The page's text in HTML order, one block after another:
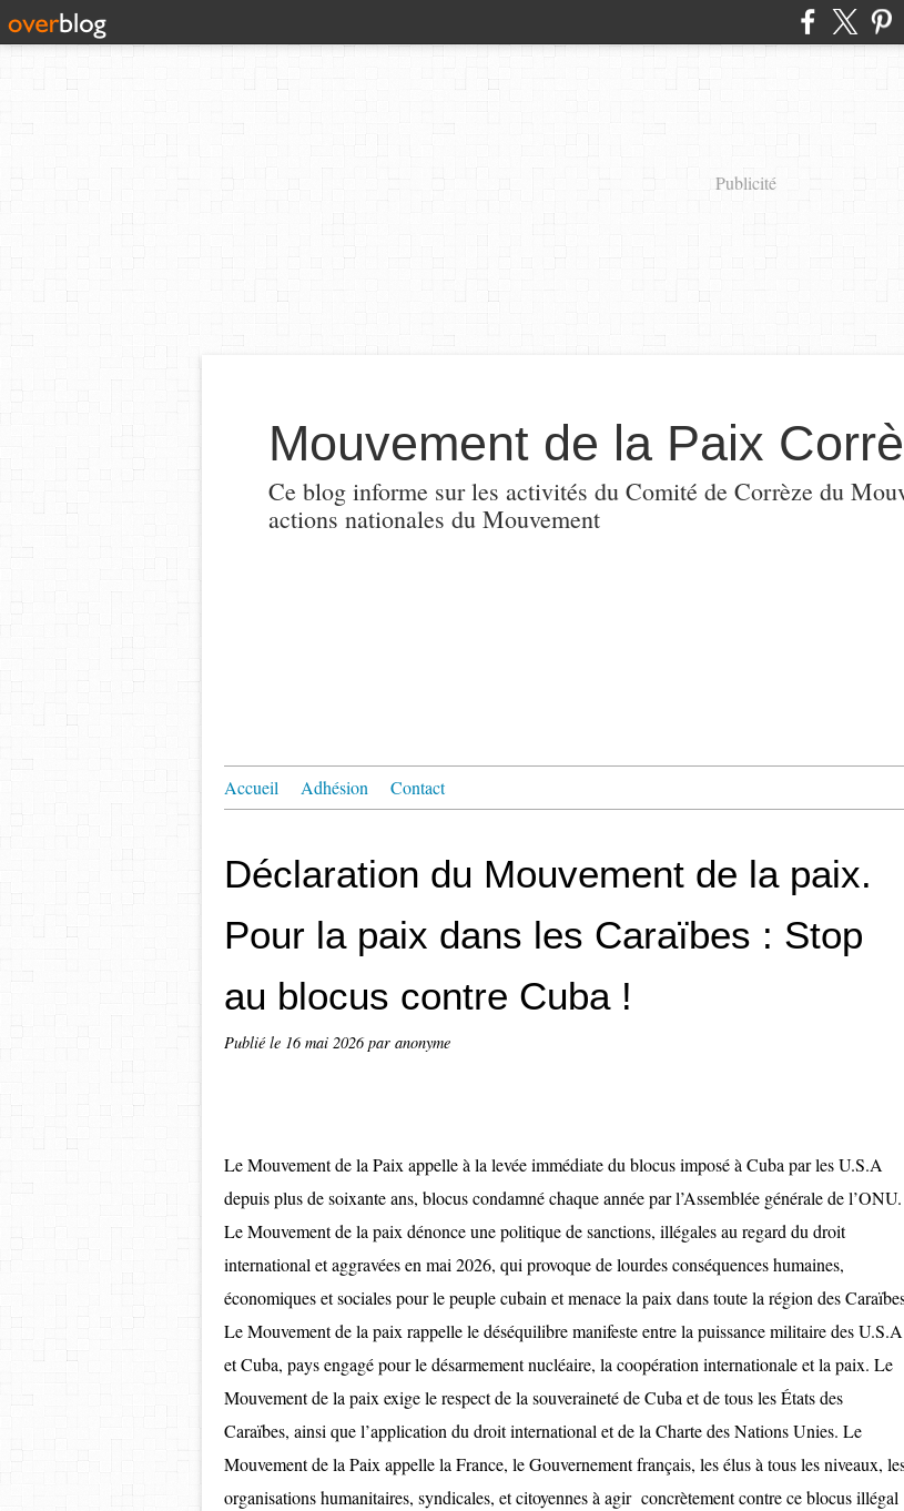
Publicité
Mouvement de la Paix
Ce blog informe sur les activités du Comité de Corrèze du
actions nationales du Mouvement
Accueil Adhésion Contact
Déclaration du Mouvement de la paix.
Pour la paix dans les Caraïbes : Stop
au blocus contre Cuba !
Publié le 16 mai 2026par anonyme
Le Mouvement de la Paix appelle à la levée immédiate du blocus imposé à Cuba par les U.S.A
depuis plus de soixante ans, blocus condamné chaque année par l’Assemblée générale de l’ONU.
Le Mouvement de la paix dénonce une politique de sanctions, illégales au regard du droit
international et aggravées en mai 2026, qui provoque de lourdes conséquences humaines,
économiques et sociales pour le peuple cubain et menace la paix dans toute la région des
Le Mouvement de la paix rappelle le déséquilibre manifeste entre la puissance militaire des U.S.A
et Cuba, pays engagé pour le désarmement nucléaire, la coopération internationale et la paix. Le
Mouvement de la paix exige le respect de la souveraineté de Cuba et de tous les États des
Caraïbes, ainsi que l’application du droit international et de la Charte des Nations Unies. Le
Mouvement de la Paix appelle la France, le Gouvernement français, les élus à tous les niveaux,
organisations humanitaires, syndicales, et citoyennes à agir concrètement contre ce blocus illégal